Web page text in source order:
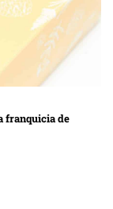
franquicia de